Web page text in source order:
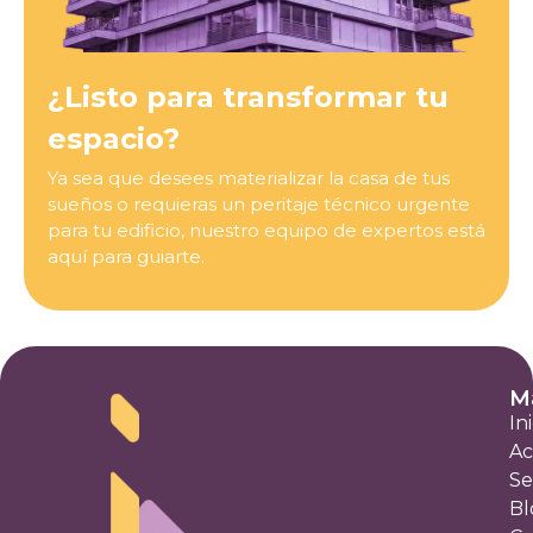
¿Listo para transformar tu
espacio?
Ya sea que desees materializar la casa de tus
sueños o requieras un peritaje técnico urgente
para tu edificio, nuestro equipo de expertos está
aquí para guiarte.